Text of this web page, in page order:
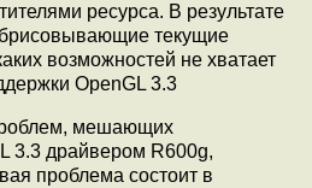
ресурса. В результате
текущие
возможностей не хватает
OpenGL 3.3
мешающих
3.3 драйвером R600g,
проблема состоит в